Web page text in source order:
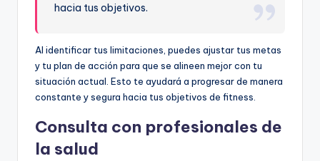
hacia tus objetivos.
Al identificar tus limitaciones, puedes ajustar tus metas
y tu plan de acción para que se alineen mejor con tu
situación actual. Esto te ayudará a progresar de manera
constante y segura hacia tus objetivos de fitness.
Consulta con profesionales de
la salud